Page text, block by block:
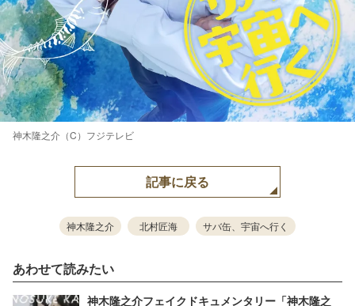
神木隆之介（C）フジテレビ
記事に戻る
神木隆之介 北村匠海 サバ缶、宇宙へ行く
あわせて読みたい
神木隆之介フェイクドキュメンタリー「神木隆之